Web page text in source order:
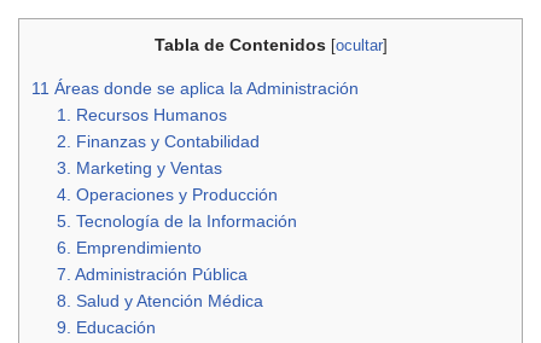
Tabla de Contenidos [ocultar]
11 Áreas donde se aplica la Administración
1. Recursos Humanos
2. Finanzas y Contabilidad
3. Marketing y Ventas
4. Operaciones y Producción
5. Tecnología de la Información
6. Emprendimiento
7. Administración Pública
8. Salud y Atención Médica
9. Educación